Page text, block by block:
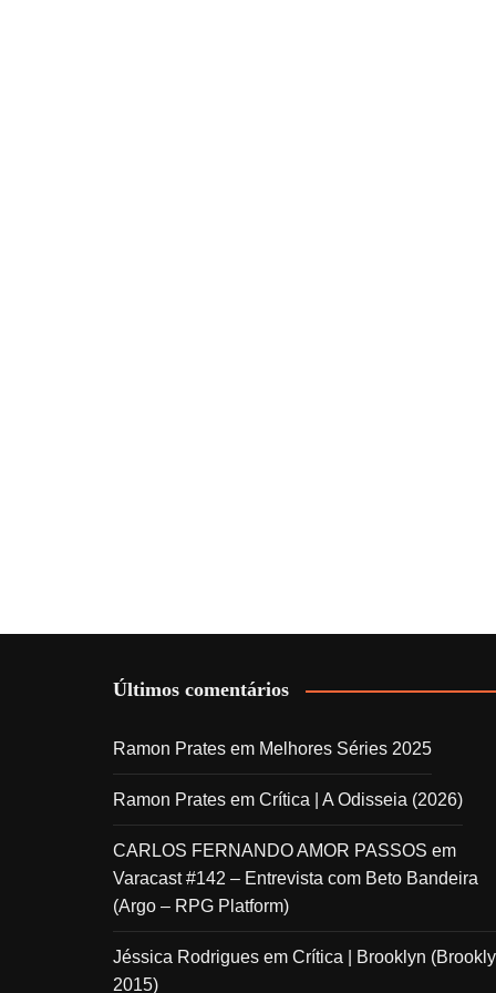
Últimos comentários
Ramon Prates em Melhores Séries 2025
Ramon Prates em Crítica | A Odisseia (2026)
CARLOS FERNANDO AMOR PASSOS em
Varacast #142 – Entrevista com Beto Bandeira
(Argo – RPG Platform)
Jéssica Rodrigues em Crítica | Brooklyn
2015)